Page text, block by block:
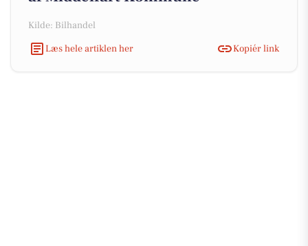
Kilde: Bilhandel
Læs hele artiklen her
Kopiér link